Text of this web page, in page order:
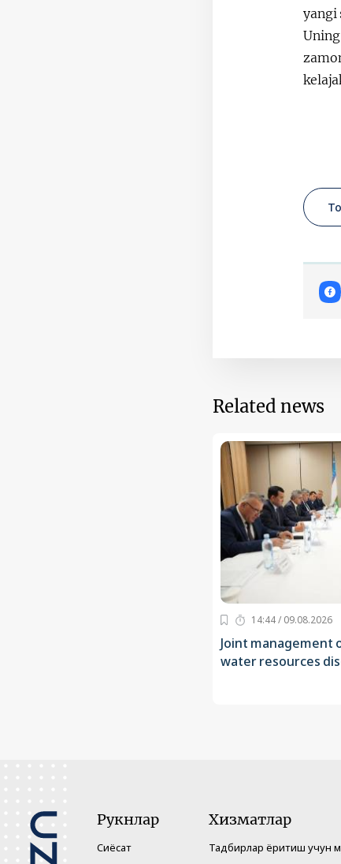
yangi
Related news
14:44 / 09.08.2026
Joint management
water resources
Рукнлар
Сиёсат
Хизматлар
Тадбирлар ёритиш учун